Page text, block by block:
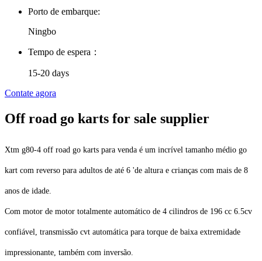
Porto de embarque:
Ningbo
Tempo de espera：
15-20 days
Contate agora
Off road go karts for sale supplier
Xtm g80-4 off road go karts para venda é um incrível tamanho médio go
kart com reverso para adultos de até 6 'de altura e crianças com mais de 8
anos de idade.
Com motor de motor totalmente automático de 4 cilindros de 196 cc 6.5cv
confiável, transmissão cvt automática para torque de baixa extremidade
impressionante, também com inversão.